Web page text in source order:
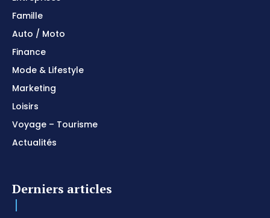
Famille
Auto / Moto
Finance
Mode & Lifestyle
Marketing
Loisirs
Voyage – Tourisme
Actualités
Derniers articles